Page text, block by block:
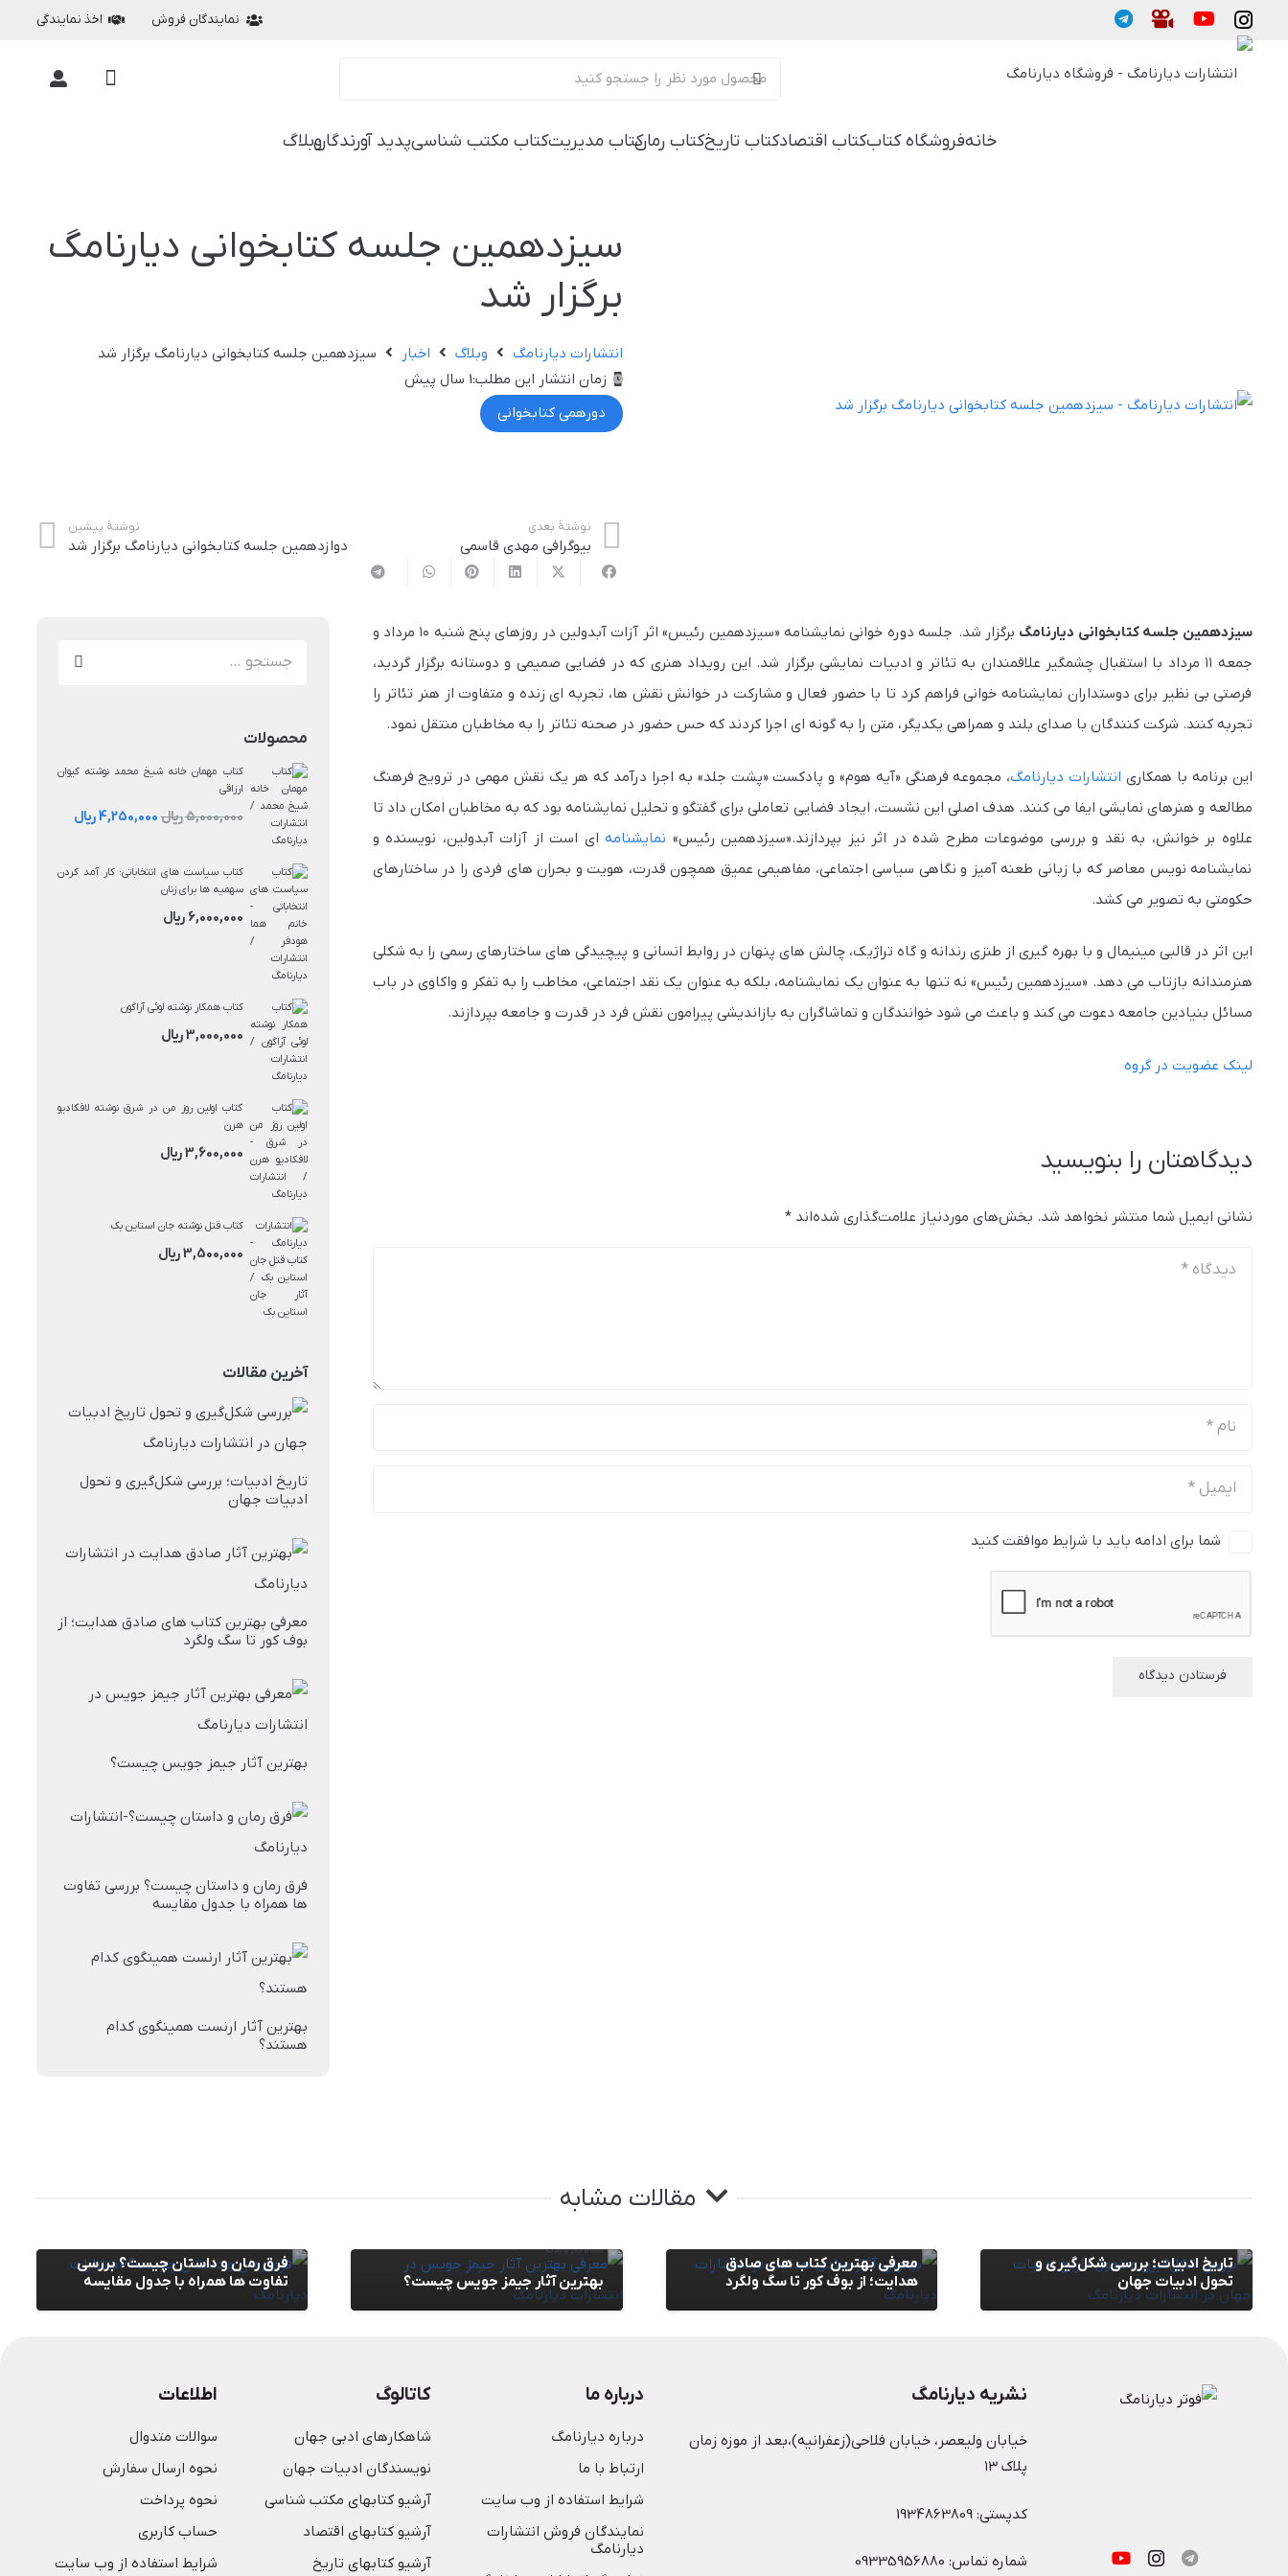
نمایندگان فروش اخذ نمایندگی
خانهفروشگاه کتابکتاب اقتصادکتاب تاریخکتاب رمانکتاب مدیریتکتاب مکتب شناسیپدید آورندگانوبلاگ
سیزدهمین جلسه کتابخوانی دیارنامگ
برگزار شد
انتشارات دیارنامگ وبلاگ اخبار
سیزدهمین جلسه کتابخوانی دیارنامگ برگزار شد
زمان انتشار این مطلب:1 سال پیش
دورهمی کتابخوانی
نوشتهٔ پیشین
دوازدهمین جلسه کتابخوانی دیارنامگ برگزار شد
نوشتهٔ بعدی
بیوگرافی مهدی قاسمی
سیزدهمین جلسه کتابخوانی دیارنامگ
برگزار شد. جلسه دوره خوانی نمایشنامه «سیزدهمین رئیس» اثر آزات آبدولین در روزهای پنج شنبه ۱۰ مرداد و
جمعه ۱۱ مرداد با استقبال چشمگیر علاقمندان به تئاتر و ادبیات نمایشی برگزار شد. این رویداد هنری که در فضایی صمیمی و دوستانه برگزار گردید،
فرصتی بی نظیر برای دوستداران نمایشنامه خوانی فراهم کرد تا با حضور فعال و مشارکت در خوانش نقش ها، تجربه ای زنده و متفاوت از هنر تئاتر را
تجربه کنند. شرکت کنندگان با صدای بلند و همراهی یکدیگر، متن را به گونه ای اجرا کردند که حس حضور در صحنه تئاتر را به مخاطبان منتقل نمود.
این برنامه با همکاری انتشارات دیارنامگ، مجموعه فرهنگی «آیه هوم» و پادکست «پشت جلد» به اجرا درآمد که هر یک نقش مهمی در ترویج فرهنگ
مطالعه و هنرهای نمایشی ایفا می کنند. هدف اصلی این نشست، ایجاد فضایی تعاملی برای گفتگو و تحلیل نمایشنامه بود که به مخاطبان امکان داد تا
علاوه بر خوانش، به نقد و بررسی موضوعات مطرح شده در اثر نیز بپردازند.«سیزدهمین رئیس» نمایشنامه ای است از آزات آبدولین، نویسنده و
نمایشنامه نویس معاصر که با زبانی طعنه آميز و نگاهی سیاسی اجتماعی، مفاهیمی عمیق همچون قدرت، هویت و بحران های فردی را در ساختارهای
حکومتی به تصویر می کشد.
این اثر در قالبی مینیمال و با بهره گیری از طنزی رندانه و گاه تراژیک، چالش های پنهان در روابط انسانی و پیچیدگی های ساختارهای رسمی را به شکلی
هنرمندانه بازتاب می دهد. «سیزدهمین رئیس» نه تنها به عنوان یک نمایشنامه، بلکه به عنوان یک نقد اجتماعی، مخاطب را به تفکر و واکاوی در باب
مسائل بنیادین جامعه دعوت می کند و باعث می شود خوانندگان و تماشاگران به بازاندیشی پیرامون نقش فرد در قدرت و جامعه بپردازند.
لینک عضویت در گروه
دیدگاهتان را بنویسید
نشانی ایمیل شما منتشر نخواهد شد. بخش‌های موردنیاز علامت‌گذاری شده‌اند*
شما برای ادامه باید با شرایط موافقت کنید
فرستادن دیدگاه
محصولات
کتاب مهمان خانه شیخ محمد نوشته کیوان
ارزاقی
5,000,000ریال
بود.
4,250,000ریال
کتاب سیاست‌ های انتخاباتی: کار آمد کردن
سهمیه‌ ها برای زنان
6,000,000 ریال
کتاب همکار نوشته لوئی آراگون
3,000,000ریال
کتاب اولین روز من در شرق نوشته لافکادیو
هرن
3,600,000ریال
کتاب قتل نوشته جان استاین بک
3,500,000ریال
آخرین مقالات
تاریخ ادبیات؛ بررسی شکل‌گیری و تحول
ادبیات جهان
معرفی بهترین کتاب های صادق هدایت؛ از
بوف کور تا سگ ولگرد
بهترین آثار جیمز جویس چیست؟
فرق رمان و داستان چیست؟ بررسی تفاوت
ها همراه با جدول مقایسه
بهترین آثار ارنست همینگوی کدام
هستند؟
مقالات مشابه
تاریخ ادبیات؛ بررسی شکل‌گیری و
تحول ادبیات جهان
معرفی بهترین کتاب های صادق
هدایت؛ از بوف کور تا سگ ولگرد
مقالات,وبلاگ
بهترین آثار جیمز جویس چیست؟
فرق رمان و داستان چیست؟ بررسی
تفاوت ها همراه با جدول مقایسه
نشریه دیارنامگ
خیابان ولیعصر، خیابان فلاحی(زعفرانیه)،بعد از موزه زمان
پلاک ۱۳
کدپستی: 1934863809
شماره تماس: 09335956880
درباره ما
درباره دیارنامگ
ارتباط با ما
شرایط استفاده از وب سایت
نمایندگان فروش انتشارات
دیارنامگ
کاتالوگ
شاهکارهای ادبی جهان
نویسندگان ادبیات جهان
آرشیو کتابهای مکتب شناسی
آرشیو کتابهای اقتصاد
آرشیو کتابهای تاریخ
اطلاعات
سوالات متدوال
نحوه ارسال سفارش
نحوه پرداخت
حساب کاربری
شرایط استفاده از وب سایت